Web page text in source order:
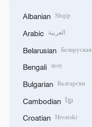
Albanian Shqip
Arabic العربية
Belarusian Беларуская
Bengali বাংলা
Bulgarian Български
Cambodian ខ្មែរ
Croatian Hrvatski